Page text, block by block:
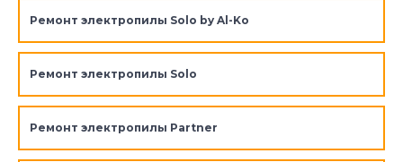
Ремонт электропилы Solo by Al-Ko
Ремонт электропилы Solo
Ремонт электропилы Partner